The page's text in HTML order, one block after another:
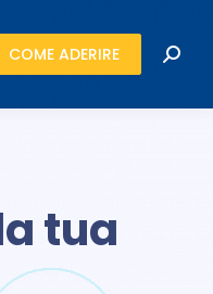
COME ADERIRE
tua
COME ADERIRE